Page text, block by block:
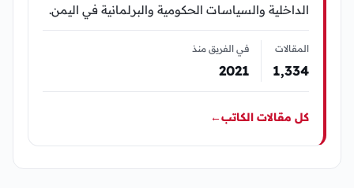
الداخلية والسياسات الحكومية والبرلمانية في اليمن.
المقالات
1٬334
في الفريق منذ
2021
كل مقالات الكاتب←